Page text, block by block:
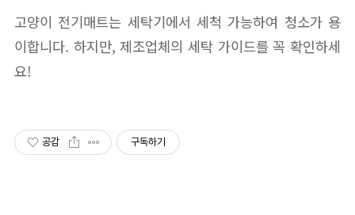
고양이 전기매트는 세탁기에서 세척 가능하여 청소가 용
이합니다. 하지만, 제조업체의 세탁 가이드를 꼭 확인하세
요!
공감 구독하기